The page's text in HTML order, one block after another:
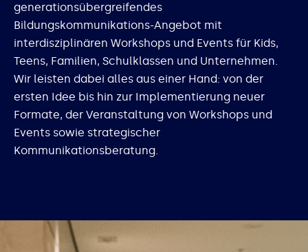
generationsübergreifendes
Bildungskommunikations-Angebot mit
interdisziplinären Workshops und Events für Kids,
Teens, Familien, Schulklassen und Unternehmen.
Wir leisten dabei alles aus einer Hand: von der
ersten Idee bis hin zur Implementierung neuer
Formate, der Veranstaltung von Workshops und
Events sowie strategischer
Kommunikationsberatung.